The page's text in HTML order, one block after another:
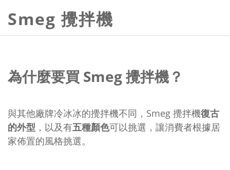
Smeg 攪拌機
為什麼要買 Smeg 攪拌機？
與其他廠牌冷冰冰的攪拌機不同，Smeg 攪拌機復古
的外型 ，以及有五種顏色可以挑選，讓消費者根據居
家佈置的風格挑選。